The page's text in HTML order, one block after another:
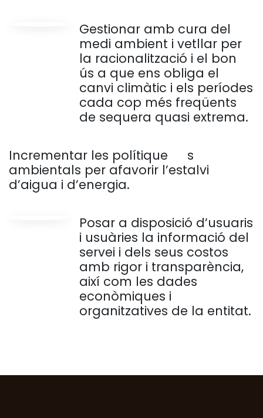
Gestionar amb cura del
medi ambient i vetllar per
la racionalització i el bon
ús a que ens obliga el
canvi climàtic i els períodes
cada cop més freqüents
de sequera quasi extrema.
Incrementar les polítique
​s
ambientals per afavorir l’estalvi
d’aigua i d’energia.
Posar a disposició d’usuaris
i usuàries la informació del
servei i dels seus costos
amb rigor i transparència,
així com les dades
econòmiques i
organitzatives de la entitat.